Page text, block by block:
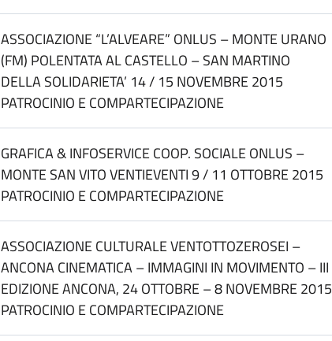
ASSOCIAZIONE “L’ALVEARE” ONLUS – MONTE URANO
(FM) POLENTATA AL CASTELLO – SAN MARTINO
DELLA SOLIDARIETA’ 14 / 15 NOVEMBRE 2015
PATROCINIO E COMPARTECIPAZIONE
GRAFICA & INFOSERVICE COOP. SOCIALE ONLUS –
MONTE SAN VITO VENTIEVENTI 9 / 11 OTTOBRE 2015
PATROCINIO E COMPARTECIPAZIONE
ASSOCIAZIONE CULTURALE VENTOTTOZEROSEI –
ANCONA CINEMATICA – IMMAGINI IN MOVIMENTO – III
EDIZIONE ANCONA, 24 OTTOBRE – 8 NOVEMBRE 2015
PATROCINIO E COMPARTECIPAZIONE